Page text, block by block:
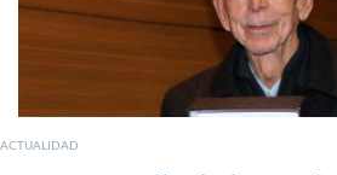
ACTUALIDAD